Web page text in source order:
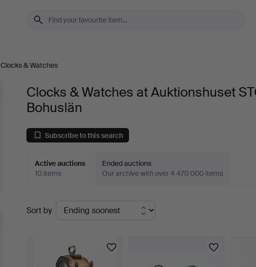
Clocks & Watches
Clocks & Watches at Auktionshuset
Bohuslän
Subscribe to this search
Active auctions
10 items
Ended auctions
Our archive with over 4 470 000 items
Active
auctions
Sort by